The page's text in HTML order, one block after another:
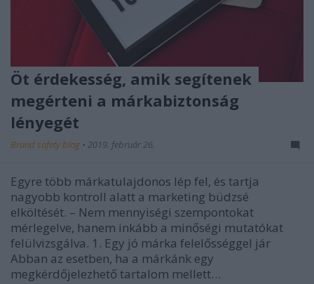
Öt érdekesség, amik segítenek
megérteni a márkabiztonság
lényegét
Brand safety blog • 2019. február 26.
Egyre több márkatulajdonos lép fel, és tartja
nagyobb kontroll alatt a marketing büdzsé
elköltését. – Nem mennyiségi szempontokat
mérlegelve, hanem inkább a minőségi mutatókat
felülvizsgálva. 1. Egy jó márka felelősséggel jár
Abban az esetben, ha a márkánk egy
megkérdőjelezhető tartalom mellett…